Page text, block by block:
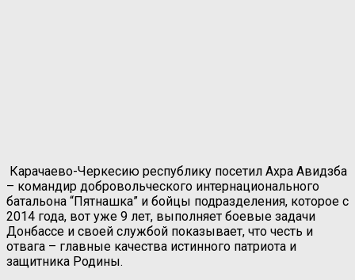
Карачаево-Черкесию республику посетил Ахра Авидзба
– командир добровольческого интернационального
батальона “Пятнашка” и бойцы подразделения, которое с
2014 года, вот уже 9 лет, выполняет боевые задачи
Донбассе и своей службой показывает, что честь и
отвага – главные качества истинного патриота и
защитника Родины.